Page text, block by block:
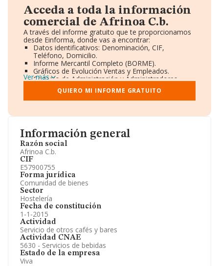
Información general
Razón social
Afrinoa C.b.
CIF
E57900755
Forma jurídica
Comunidad de bienes
Sector
Hostelería
Fecha de constitución
1-1-2015
Actividad
Servicio de otros cafés y bares
Actividad CNAE
5630 - Servicios de bebidas
Estado de la empresa
Viva
Acceda a toda la información
comercial de Afrinoa C.b.
A través del informe gratuito que te proporcionamos
desde Einforma, donde vas a encontrar:
Datos identificativos: Denominación, CIF,
Teléfono, Domicilio.
Informe Mercantil Completo (BORME).
Gráficos de Evolución Ventas y Empleados.
Consejo de Administración y Administradores.
Directivos y Ejecutivos.
Accionistas.
Participaciones y Vinculaciones en otras empresas.
Información oficial y registral complementaria.
Ver más
QUIERO MI INFORME GRATUITO